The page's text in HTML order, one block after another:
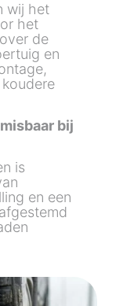
wij het
het
de
en
bij
is
en een